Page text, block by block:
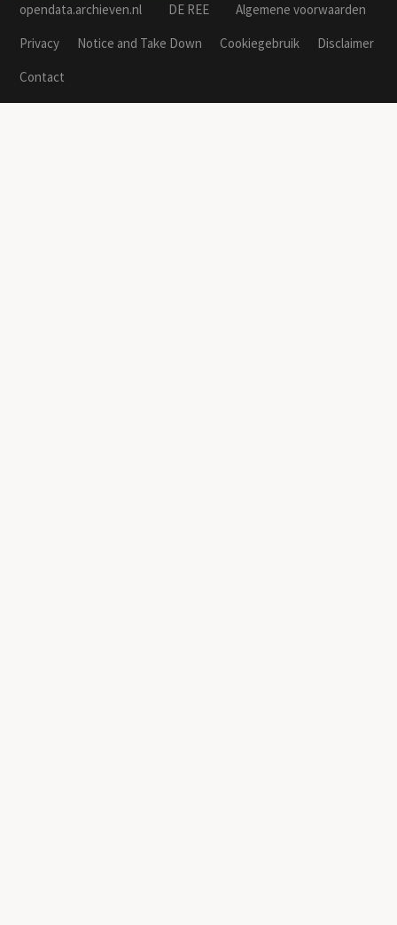
opendata.archieven.nl DE REE
Algemene voorwaarden
Privacy
Notice and Take Down Cookiegebruik
Disclaimer
Contact